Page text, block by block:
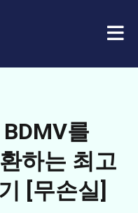
를
하는 최고
[무손실]